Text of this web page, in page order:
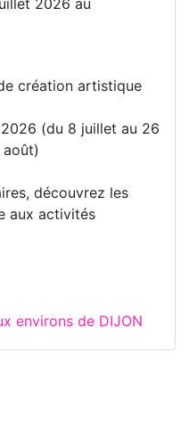
2026 au
création artistique
(du 8 juillet au 26
découvrez les
aux activités
environs de DIJON